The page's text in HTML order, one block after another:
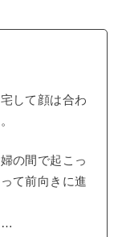
して顔は合わ
の間で起こっ
て前向きに進
…